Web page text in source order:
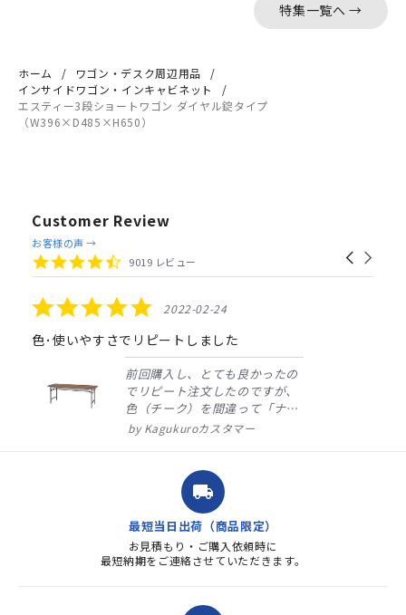
特集一覧へ →
ホーム
ワゴン・デスク周辺用品
インサイドワゴン・インキャビネット
エスティー3段ショートワゴン ダイヤル錠タイプ
（W396×D485×H650）
Customer Review
Reviews
carousel
Carousel
4.4
star
9019 レビュー
お客様の声 →
5.0
star
rating
2022-02-24
色･使いやすさでリピートしました
前回購入し、とても良かったの
でリピート注文したのですが、
色（チーク）を間違って「ナチ
ュラル」としてしまいました。
ました。商品到着も早く、品
質・使いやすさで満足していま
す。また、リピートするときは
よろしくお...
Kagukuroカスタマー
local_shipping
最短当日出荷（商品限定）
お見積もり・ご購入依頼時に
最短納期をご連絡させていただきます。